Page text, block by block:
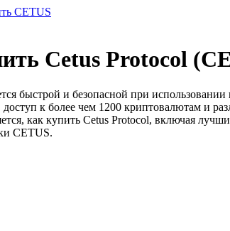
CETUS
Cetus Protocol
быстрой и безопасной при
к более чем 1200 криптовалютам и
как купить Cetus Protocol, включая
CETUS.